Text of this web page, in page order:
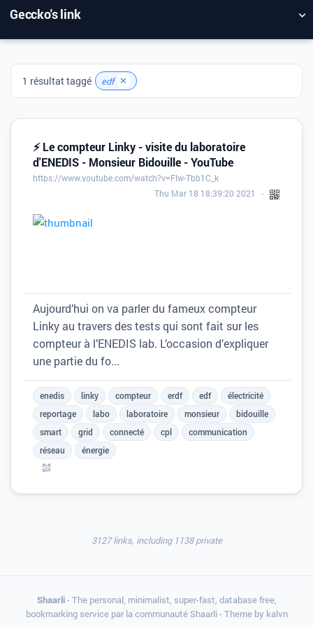
Geccko's link
QUOTIDIEN
1 résultat taggé edf ✕
⚡ Le compteur Linky - visite du laboratoire
d'ENEDIS - Monsieur Bidouille - YouTube
https://www.youtube.com/watch?v=Flw-Tbb1C_k
Thu Mar 18 18:39:20 2021
Aujourd’hui on va parler du fameux compteur
Linky au travers des tests qui sont fait sur les
compteur à l’ENEDIS lab. L’occasion d’expliquer
une partie du fo...
enedis linky compteur erdf edf
électricité
reportage
labo laboratoire monsieur
bidouille
smart
grid connecté cpl
communication
réseau
énergie
3127 links, including 1138 private
Shaarli- The personal, minimalist, super-fast, database free,
bookmarking service par la communauté Shaarli - Theme by kalvn